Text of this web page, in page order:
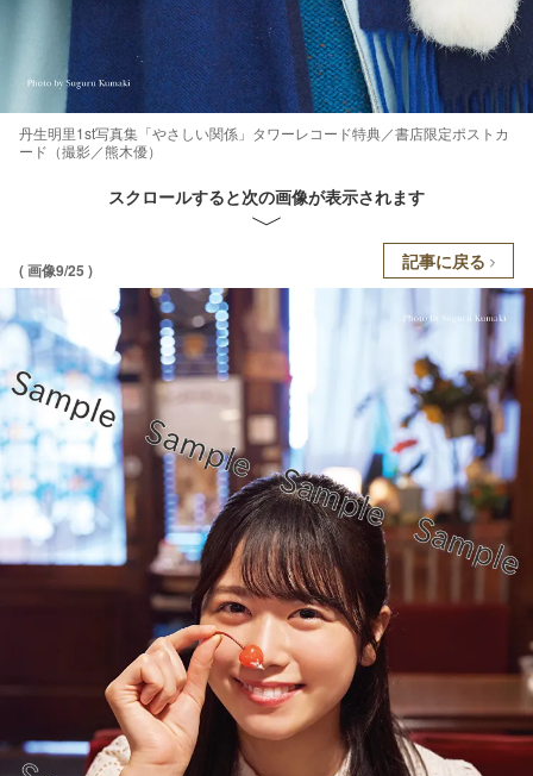
丹生明里1st写真集「やさしい関係」タワーレコード特典／書店限定ポストカ
ード（撮影／熊木優）
スクロールすると次の画像が表示されます
( 画像9/25 ) 記事に戻る